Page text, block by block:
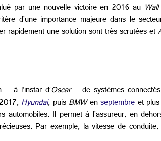
par une nouvelle victoire en 2016 au
d’une importance majeure dans le
rapidement une solution sont très scrutées et
à l’instar d’Oscar– de systèmes
Hyundai, puisBMWenseptembreet
Il permet à l’assureur, en
Par exemple, la vitesse de